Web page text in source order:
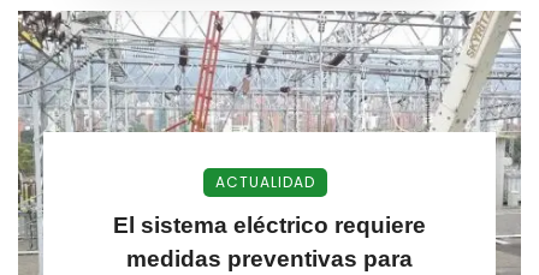
ACTUALIDAD
El sistema eléctrico requiere
medidas preventivas para